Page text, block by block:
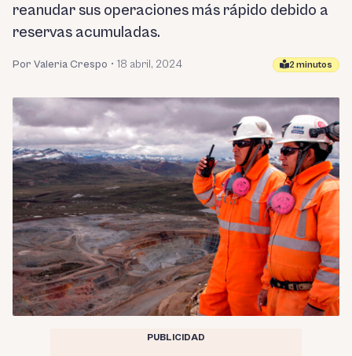
reanudar sus operaciones más rápido debido a
reservas acumuladas.
Por Valeria Crespo • 18 abril, 2024 2 minutos
PUBLICIDAD